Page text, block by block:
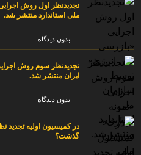
تجدیدنظر اول روش
ملی استاندارد منتشر شد.
بدون دیدگاه
تجدیدنظر سوم روش
ایران منتشر شد.
بدون دیدگاه
گذشت؟